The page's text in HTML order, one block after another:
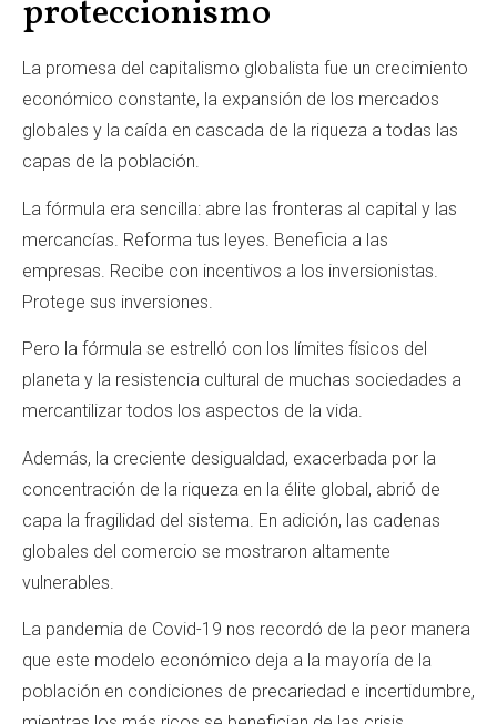
proteccionismo
La promesa del capitalismo globalista fue un crecimiento
económico constante, la expansión de los mercados
globales y la caída en cascada de la riqueza a todas las
capas de la población.
La fórmula era sencilla: abre las fronteras al capital y las
mercancías. Reforma tus leyes. Beneficia a las
empresas. Recibe con incentivos a los inversionistas.
Protege sus inversiones.
Pero la fórmula se estrelló con los límites físicos del
planeta y la resistencia cultural de muchas sociedades a
mercantilizar todos los aspectos de la vida.
Además, la creciente desigualdad, exacerbada por la
concentración de la riqueza en la élite global, abrió de
capa la fragilidad del sistema. En adición, las cadenas
globales del comercio se mostraron altamente
vulnerables.
La pandemia de Covid-19 nos recordó de la peor manera
que este modelo económico deja a la mayoría de la
población en condiciones de precariedad e incertidumbre,